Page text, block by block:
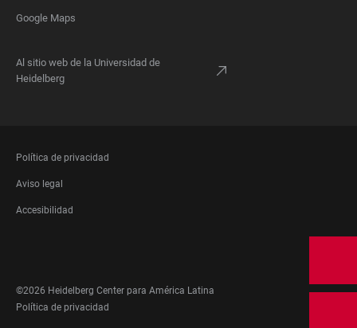
Google Maps
Al sitio web de la Universidad de
Heidelberg
FOOTER
LEGAL
Política de privacidad
Aviso legal
Accesibilidad
MEDIA
©2026 Heidelberg Center para América Latina
FOOTER
Política de privacidad